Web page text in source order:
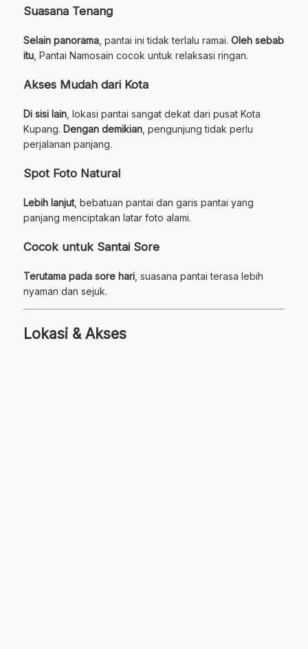
Suasana Tenang
Selain panorama , pantai ini tidak terlalu ramai. Oleh sebab
itu , Pantai Namosain cocok untuk relaksasi ringan.
Akses Mudah dari Kota
Di sisi lain , lokasi pantai sangat dekat dari pusat Kota
Kupang. Dengan demikian , pengunjung tidak perlu
perjalanan panjang.
Spot Foto Natural
Lebih lanjut, bebatuan pantai dan garis pantai yang
panjang menciptakan latar foto alami.
Cocok untuk Santai Sore
Terutama pada sore hari , suasana pantai terasa lebih
nyaman dan sejuk.
Lokasi & Akses